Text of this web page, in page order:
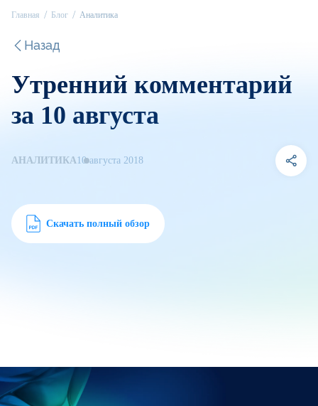
Главная Блог Аналитика
Назад
Утренний комментарий
за 10 августа
АНАЛИТИКА10 августа 2018
Скачать полный обзор